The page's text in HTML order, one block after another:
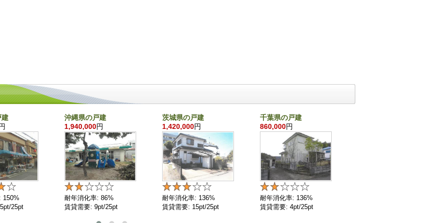
建
150%
25pt
沖縄県の戸建
1,940,000円
耐年消化率: 86%
賃貸需要: 9pt/25pt
茨城県の戸建
1,420,000円
耐年消化率: 136%
賃貸需要: 15pt/25pt
千葉県の戸建
860,000円
耐年消化率: 136%
賃貸需要: 4pt/25pt